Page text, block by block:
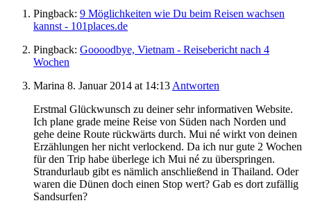
Pingback: 9 Möglichkeiten wie Du beim Reisen wachsen
kannst - 101places.de
Pingback: Goooodbye, Vietnam - Reisebericht nach 4
Wochen
Marina 8. Januar 2014 at 14:13 Antworten
Erstmal Glückwunsch zu deiner sehr informativen Website.
Ich plane grade meine Reise von Süden nach Norden und
gehe deine Route rückwärts durch. Mui né wirkt von deinen
Erzählungen her nicht verlockend. Da ich nur gute 2 Wochen
für den Trip habe überlege ich Mui né zu überspringen.
Strandurlaub gibt es nämlich anschließend in Thailand. Oder
waren die Dünen doch einen Stop wert? Gab es dort zufällig
Sandsurfen?